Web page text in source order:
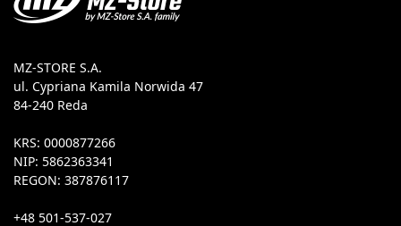
MZ-STORE S.A.
ul. Cypriana Kamila Norwida 47
84-240 Reda
KRS: 0000877266
NIP: 5862363341
REGON: 387876117
+48 501-537-027